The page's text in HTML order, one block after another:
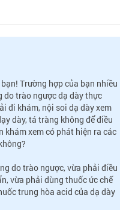
Trường hợp của bạn nhiều
do trào ngược dạ dày thực
đi khám, nội soi dạ dày xem
dày, tá tràng không để điều
khám xem có phát hiện ra các
do trào ngược, vừa phải điều
vừa phải dùng thuốc ức chế
trung hòa acid của dạ dày